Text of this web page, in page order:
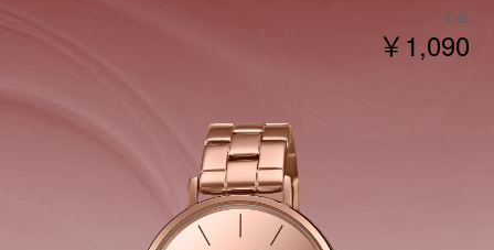
价格
￥1,090